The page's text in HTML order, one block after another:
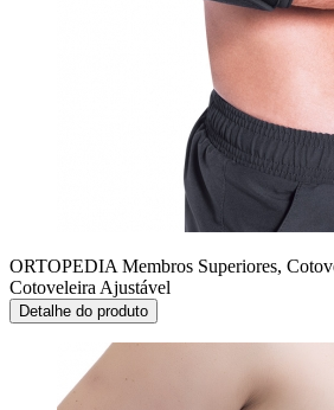
ORTOPEDIA Membros Superiores,
Cotoveleira Ajustável
Detalhe do produto